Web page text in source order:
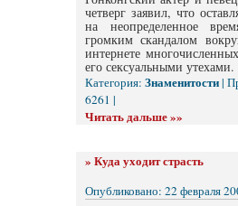
четверг заявил, что
на неопределенное
громким скандалом
интернете
его сексуальными утехами.
Категория: Знаменитости|
6261 |
Читать дальше »»
» Куда уходит страсть
Опубликовано: 22 февраля